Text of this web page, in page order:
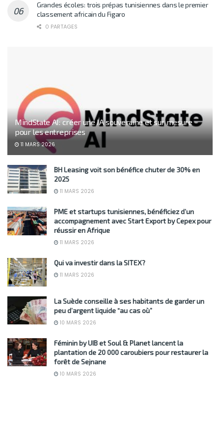
Grandes écoles: trois prépas tunisiennes dans le premier
classement africain du Figaro
0 PARTAGES
MindState AI: créer une IA souveraine et sur mesure
pour les entreprises
11 MARS 2026
BH Leasing voit son bénéfice chuter de 30% en
2025
11 MARS 2026
PME et startups tunisiennes, bénéficiez d’un
accompagnement avec Start Export by Cepex pour
réussir en Afrique
11 MARS 2026
Qui va investir dans la SITEX?
11 MARS 2026
La Suède conseille à ses habitants de garder un
peu d’argent liquide “au cas où”
10 MARS 2026
Féminin by UIB et Soul & Planet lancent la
plantation de 20 000 caroubiers pour restaurer la
forêt de Sejnane
10 MARS 2026